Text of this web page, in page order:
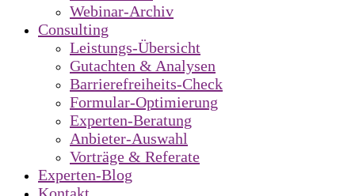
Webinar-Archiv
Consulting
Leistungs-Übersicht
Gutachten & Analysen
Barrierefreiheits-Check
Formular-Optimierung
Experten-Beratung
Anbieter-Auswahl
Vorträge & Referate
Experten-Blog